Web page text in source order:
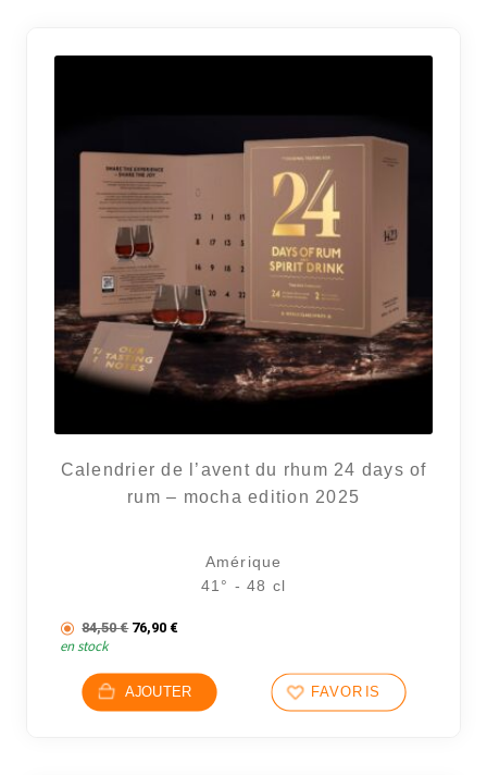
Calendrier de l’avent du rhum 24 days of
rum – mocha edition 2025
Amérique
41° - 48 cl
84,50€ Le prix initial était : 84,50 €.
76,90 €Le prix actuel est : 76,90 €.
en stock
AJOUTER FAVORIS